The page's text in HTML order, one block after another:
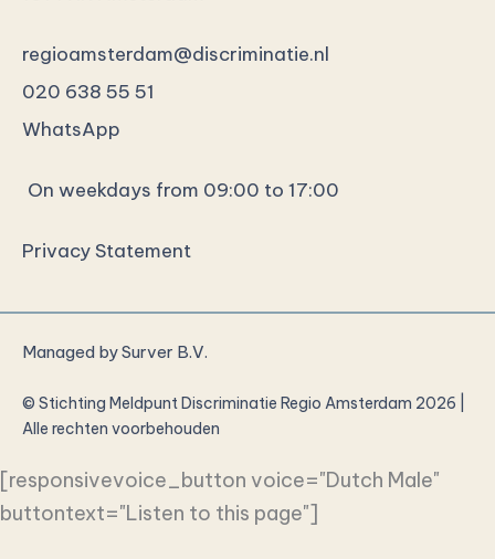
regioamsterdam@discriminatie.nl
020 638 55 51
WhatsApp
On weekdays from 09:00 to 17:00
Privacy Statement
© Stichting Meldpunt Discriminatie Regio Amsterdam 2026 |
Alle rechten voorbehouden
Managed bySurver B.V.
[responsivevoice_button voice="Dutch Male"
buttontext="Listen to this page"]